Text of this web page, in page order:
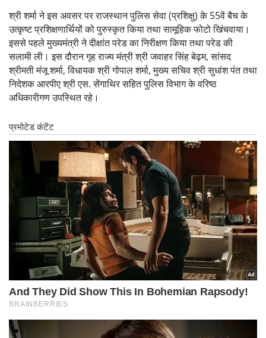
श्री शर्मा ने इस अवसर पर राजस्थान पुलिस सेवा (प्रशिक्षु) के 55वें बैच के
उत्कृष्ट प्रशिक्षणार्थियों को पुरुस्कृत किया तथा सामूहिक फोटो खिंचवाया।
इससे पहले मुख्यमंत्री ने दीक्षांत परेड का निरीक्षण किया तथा परेड की
सलामी ली। इस दौरान गृह राज्य मंत्री श्री जवाहर सिंह बेढ़म, सांसद
श्रीमती मंजू शर्मा, विधायक श्री गोपाल शर्मा, मुख्य सचिव श्री सुधांश पंत तथा
निदेशक आरपीए श्री एस. सेंगाथिर सहित पुलिस विभाग के वरिष्ठ
अधिकारीगण उपस्थित रहे।